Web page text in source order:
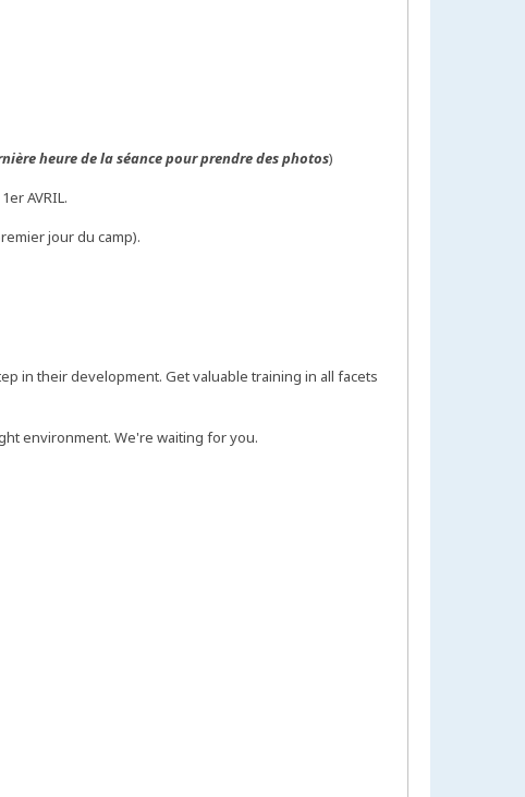
heure de la séance pour prendre des photos)
AVRIL.
jour du camp).
in their development. Get valuable training in all facets
environment. We're waiting for you.